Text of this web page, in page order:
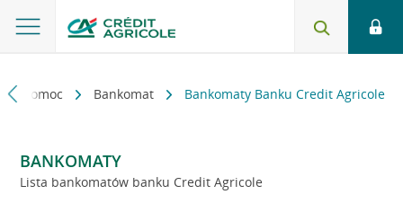
i pomoc Bankomat Bankomaty Banku Credit Agricole
BANKOMATY
Lista bankomatów banku Credit Agricole